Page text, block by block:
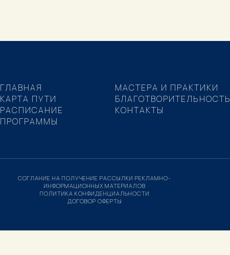
ГЛАВНАЯ
КАРТА ПУТИ
РАСПИСАНИЕ
ПРОГРАММЫ
МАСТЕРА И ПРАКТИКИ
БЛАГОТВОРИТЕЛЬНОСТЬ
КОНТАКТЫ
СОГЛАНИЕ НА ПОЛУЧЕНИЕ РАССЫЛКИ РЕКЛАМНО-
ИНФОРМАЦИОННЫХ МАТЕРИАЛОВ
ПОЛИТИКА КОНФИДЕНЦИАЛЬНОСТИ
ДОГОВОР ОФЕРТЫ